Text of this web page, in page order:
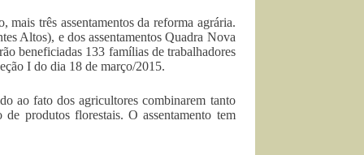
três assentamentos da reforma agrária.
Altos), e dos assentamentos Quadra Nova
beneficiadas 133 famílias de trabalhadores
I do dia 18 de março/2015.
ao fato dos agricultores combinarem tanto
produtos florestais. O assentamento tem